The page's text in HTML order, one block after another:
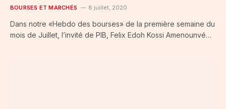
BOURSES ET MARCHÉS 8 juillet, 2020
Dans notre «Hebdo des bourses» de la première semaine du
mois de Juillet, l’invité de PIB, Felix Edoh Kossi Amenounvé…